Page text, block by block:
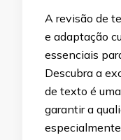
A revisão de
e adaptação
essenciais
Descubra a
de texto é
garantir a